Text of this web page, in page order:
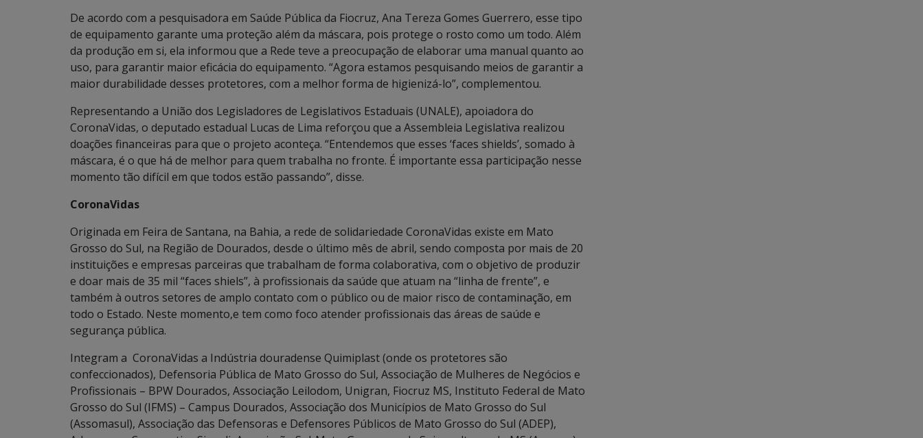
De acordo com a pesquisadora em Saúde Pública da Fiocruz, Ana Tereza Gomes Guerrero, esse tipo
de equipamento garante uma proteção além da máscara, pois protege o rosto como um todo. Além
da produção em si, ela informou que a Rede teve a preocupação de elaborar uma manual quanto ao
uso, para garantir maior eficácia do equipamento. “Agora estamos pesquisando meios de garantir a
maior durabilidade desses protetores, com a melhor forma de higienizá-lo”, complementou.
Representando a União dos Legisladores de Legislativos Estaduais (UNALE), apoiadora do
CoronaVidas, o deputado estadual Lucas de Lima reforçou que a Assembleia Legislativa realizou
doações financeiras para que o projeto aconteça. “Entendemos que esses ‘faces shields’, somado à
máscara, é o que há de melhor para quem trabalha no fronte. É importante essa participação nesse
momento tão difícil em que todos estão passando”, disse.
CoronaVidas
Originada em Feira de Santana, na Bahia, a rede de solidariedade CoronaVidas existe em Mato
Grosso do Sul, na Região de Dourados, desde o último mês de abril, sendo composta por mais de 20
instituições e empresas parceiras que trabalham de forma colaborativa, com o objetivo de produzir
e doar mais de 35 mil “faces shiels”, à profissionais da saúde que atuam na “linha de frente”, e
também à outros setores de amplo contato com o público ou de maior risco de contaminação, em
todo o Estado. Neste momento,e tem como foco atender profissionais das áreas de saúde e
segurança pública.
Integram a CoronaVidas a Indústria douradense Quimiplast (onde os protetores são
confeccionados), Defensoria Pública de Mato Grosso do Sul, Associação de Mulheres de Negócios e
Profissionais – BPW Dourados, Associação Leilodom, Unigran, Fiocruz MS, Instituto Federal de Mato
Grosso do Sul (IFMS) – Campus Dourados, Associação dos Municípios de Mato Grosso do Sul
(Assomasul), Associação das Defensoras e Defensores Públicos de Mato Grosso do Sul (ADEP),